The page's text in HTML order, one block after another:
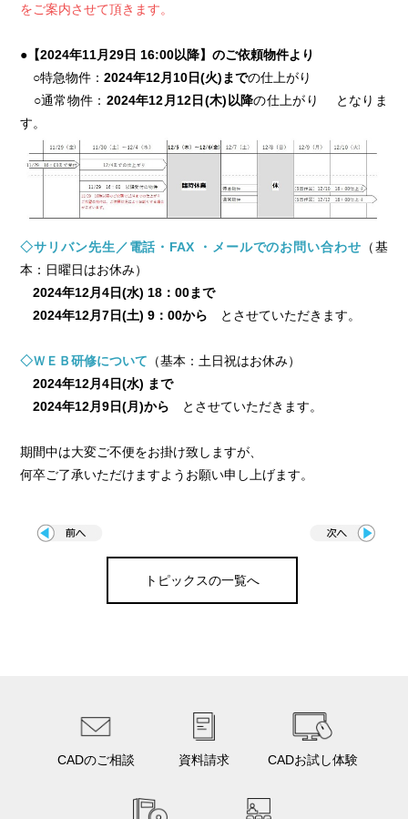
をご案内させて頂きます。
●【2024年11月29日 16:00以降】のご依頼物件より
○特急物件：2024年12月10日(火)までの仕上がり
○通常物件： 2024年12月12日(木)以降の仕上がり となりま
す。
◇サリバン先生／電話・FAX ・メールでのお問い合わせ （基
本：日曜日はお休み）
2024年12月4日(水) 18：00まで
2024年12月7日(土) 9：00から とさせていただきます。
◇ＷＥＢ研修について （基本：土日祝はお休み）
2024年12月4日(水) まで
2024年12月9日(月)から とさせていただきます。
期間中は大変ご不便をお掛け致しますが、
何卒ご了承いただけますようお願い申し上げます。
トピックスの一覧へ
CADのご相談 資料請求 CADお試し体験